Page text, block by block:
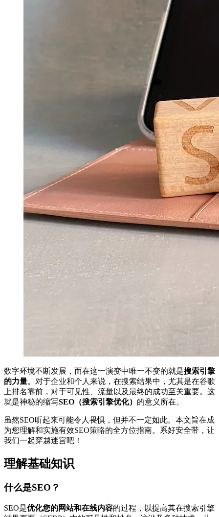
数字环境不断发展，而在这一演变中唯一不变的就是搜索引擎
的力量。对于企业和个人来说，在搜索结果中，尤其是在谷歌
上排名靠前，对于可见性、流量以及最终的成功至关重要。这
就是神秘的缩写SEO（搜索引擎优化） 的意义所在。
虽然SEO听起来可能令人畏惧，但并不一定如此。本文旨在成
为您理解和实施有效SEO策略的全方位指南。系好安全带，让
我们一起穿越迷宫吧！
理解基础知识
什么是SEO？
SEO是优化您的网站和在线内容的过程，以提高其在搜索引擎